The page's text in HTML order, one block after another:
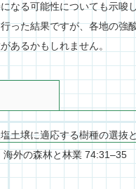
なる可能性についても示唆
った結果ですが、各地の強
あるかもしれません。
土壌に適応する樹種の選抜
海外の森林と林業 74:31–35